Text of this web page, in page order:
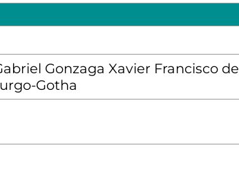
Gonzaga Xavier Francisco de
Gotha